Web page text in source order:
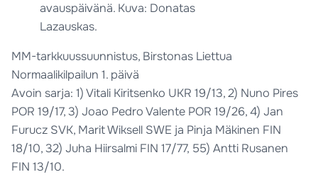
avauspäivänä. Kuva: Donatas
Lazauskas.
MM-tarkkuussuunnistus, Birstonas Liettua
Normaalikilpailun 1. päivä
Avoin sarja: 1) Vitali Kiritsenko UKR 19/13, 2) Nuno Pires
POR 19/17, 3) Joao Pedro Valente POR 19/26, 4) Jan
Furucz SVK, Marit Wiksell SWE ja Pinja Mäkinen FIN
18/10, 32) Juha Hiirsalmi FIN 17/77, 55) Antti Rusanen
FIN 13/10.